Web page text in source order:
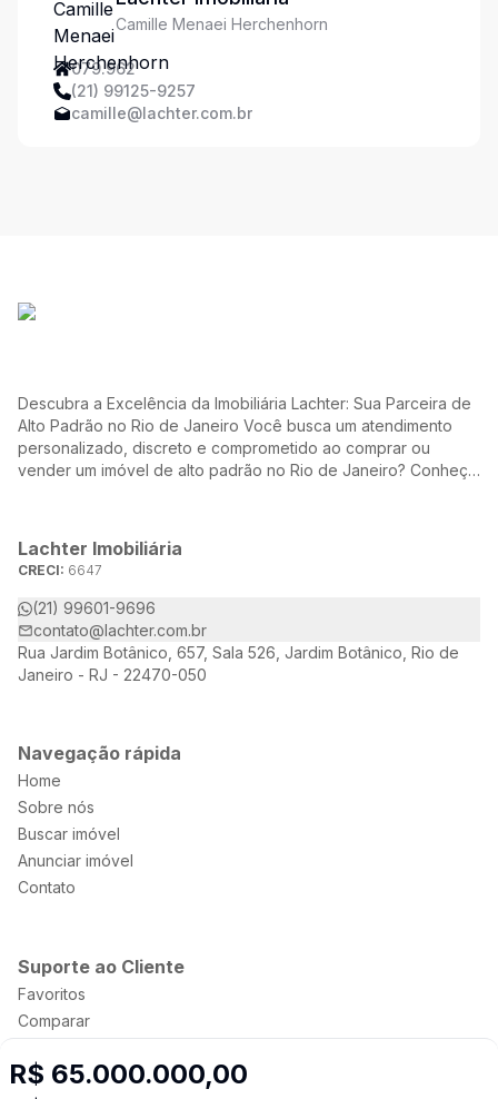
Camille Menaei Herchenhorn
079.962
(21) 99125-9257
camille@lachter.com.br
R$ 65.000.000,00
Descubra a Excelência da Imobiliária Lachter: Sua Parceira de
Alto Padrão no Rio de Janeiro Você busca um atendimento
personalizado, discreto e comprometido ao comprar ou
vender um imóvel de alto padrão no Rio de Janeiro? Conheça
necessidades e desejos.
Lachter Imobiliária
CRECI: 6647
(21) 99601-9696
contato@lachter.com.br
Rua Jardim Botânico, 657, Sala 526, Jardim Botânico, Rio de
Janeiro - RJ - 22470-050
Navegação rápida
Home
Sobre nós
Buscar imóvel
Anunciar imóvel
Contato
Suporte ao Cliente
Favoritos
Comparar